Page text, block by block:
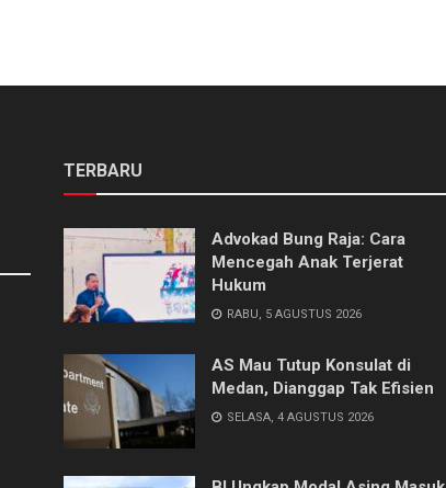
TERBARU
Advokad Bung Raja: Cara
Mencegah Anak Terjerat
Hukum
RABU, 5 AGUSTUS 2026
AS Mau Tutup Konsulat di
Medan, Dianggap Tak Efisien
SELASA, 4 AGUSTUS 2026